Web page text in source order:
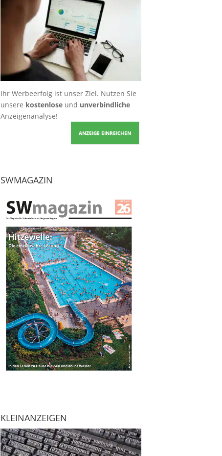
Ihr Werbeerfolg ist unser Ziel. Nutzen Sie
unsere kostenloseund unverbindliche
Anzeigenanalyse!
ANZEIGE EINREICHEN
SWMAGAZIN
KLEINANZEIGEN